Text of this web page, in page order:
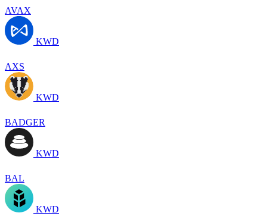
AVAX
KWD
AXS
KWD
BADGER
KWD
BAL
KWD